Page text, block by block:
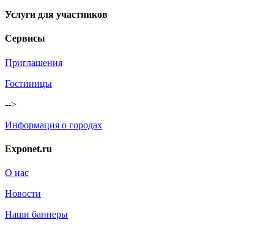
Услуги для участников
Сервисы
Приглашения
Гостиницы
-->
Информация о городах
Exponet.ru
О нас
Новости
Наши баннеры